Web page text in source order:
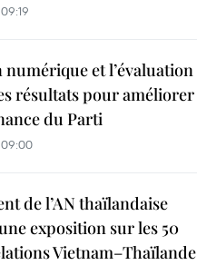
numérique et l’évaluation
résultats pour améliorer
du Parti
de l’AN thaïlandaise
exposition sur les 50
Vietnam–Thaïlande